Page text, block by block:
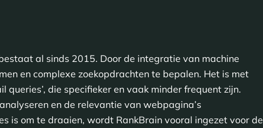
al sinds 2015. Door de integratie van machine
en complexe zoekopdrachten te bepalen. Het is met
die specifieker en vaak minder frequent zijn.
en de relevantie van webpagina’s
is om te draaien, wordt RankBrain vooral ingezet voor de